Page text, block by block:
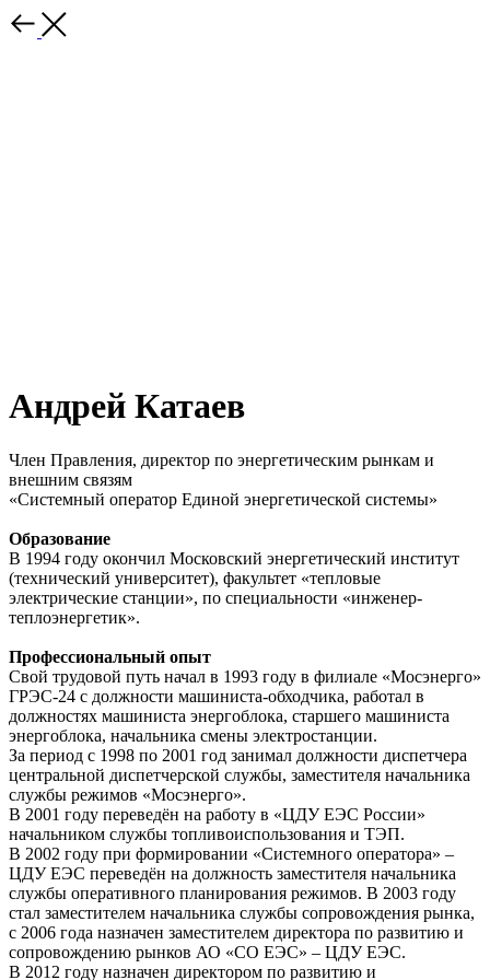
Андрей Катаев
Член Правления, директор по энергетическим рынкам и
внешним связям
«Системный оператор Единой энергетической системы»
Образование
В 1994 году окончил Московский энергетический институт
(технический университет), факультет «тепловые
электрические станции», по специальности «инженер-
теплоэнергетик».
Профессиональный опыт
Свой трудовой путь начал в 1993 году в филиале «Мосэнерго»
ГРЭС-24 с должности машиниста-обходчика, работал в
должностях машиниста энергоблока, старшего машиниста
энергоблока, начальника смены электростанции.
За период с 1998 по 2001 год занимал должности диспетчера
центральной диспетчерской службы, заместителя начальника
службы режимов «Мосэнерго».
В 2001 году переведён на работу в «ЦДУ ЕЭС России»
начальником службы топливоиспользования и ТЭП.
В 2002 году при формировании «Системного оператора» –
ЦДУ ЕЭС переведён на должность заместителя начальника
службы оперативного планирования режимов. В 2003 году
стал заместителем начальника службы сопровождения рынка,
с 2006 года назначен заместителем директора по развитию и
сопровождению рынков АО «СО ЕЭС» – ЦДУ ЕЭС.
В 2012 году назначен директором по развитию и